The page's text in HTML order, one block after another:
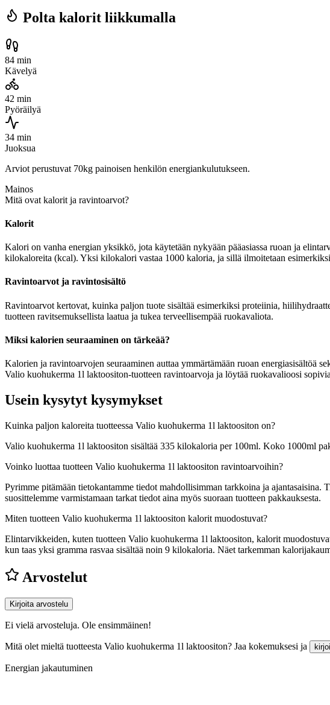
Polta kalorit liikkumalla
84 min
Kävelyä
42 min
Pyöräilyä
34 min
Juoksua
Arviot perustuvat 70kg painoisen henkilön energiankulutukseen.
Mainos
Mitä ovat kalorit ja ravintoarvot?
Kalorit
Kalori on vanha energian yksikkö, jota käytetään nykyään pääasiassa ruoan ja
kilokaloreita (kcal). Yksi kilokalori vastaa 1000 kaloria, ja sillä ilmoitetaan
Ravintoarvot ja ravintosisältö
Ravintoarvot kertovat, kuinka paljon tuote sisältää esimerkiksi proteiinia,
tuotteen ravitsemuksellista laatua ja tukea terveellisempää ruokavaliota.
Miksi kalorien seuraaminen on tärkeää?
Kalorien ja ravintoarvojen seuraaminen auttaa ymmärtämään ruoan
Valio kuohukerma 1l laktoositon-tuotteen ravintoarvoja ja löytää ruokavalioosi
Usein kysytyt kysymykset
Kuinka paljon kaloreita tuotteessa Valio kuohukerma 1l laktoositon on?
Valio kuohukerma 1l laktoositon sisältää 335 kilokaloria per 100ml. Koko 1000ml
Voinko luottaa tuotteen Valio kuohukerma 1l laktoositon ravintoarvoihin?
Pyrimme pitämään tietokantamme tiedot mahdollisimman tarkkoina ja
suosittelemme varmistamaan tarkat tiedot aina myös suoraan tuotteen pakkauksesta.
Miten tuotteen Valio kuohukerma 1l laktoositon kalorit muodostuvat?
Elintarvikkeiden, kuten tuotteen Valio kuohukerma 1l laktoositon, kalorit
kun taas yksi gramma rasvaa sisältää noin 9 kilokaloria. Näet tarkemman
Arvostelut
Kirjoita arvostelu
Ei vielä arvosteluja. Ole ensimmäinen!
Mitä olet mieltä tuotteesta Valio kuohukerma 1l laktoositon? Jaa kokemuksesi ja
Energian jakautuminen